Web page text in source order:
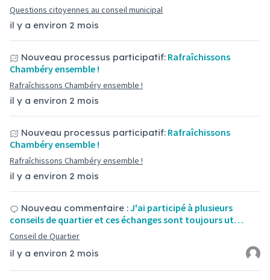
il y a environ 2 mois
Questions citoyennes au conseil municipal
il y a environ 2 mois
Nouveau processus participatif: Rafraîchissons
Chambéry ensemble !
Rafraîchissons Chambéry ensemble !
il y a environ 2 mois
Nouveau processus participatif: Rafraîchissons
Chambéry ensemble !
Rafraîchissons Chambéry ensemble !
il y a environ 2 mois
Nouveau commentaire :J'ai participé à plusieurs
conseils de quartier et ces échanges sont toujours ut…
Conseil de Quartier